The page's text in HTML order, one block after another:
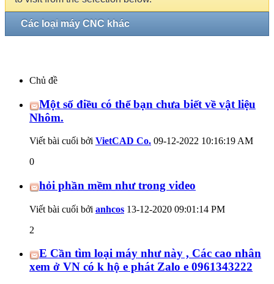
Các loại máy CNC khác
Chủ đề
Một số điều có thể bạn chưa biết về vật liệu
Nhôm.
Viết bài cuối bởi VietCAD Co. 09-12-2022 10:16:19 AM
0
hỏi phần mềm như trong video
Viết bài cuối bởi anhcos 13-12-2020 09:01:14 PM
2
E Cần tìm loại máy như này , Các cao nhân
xem ở VN có k hộ e phát Zalo e 0961343222